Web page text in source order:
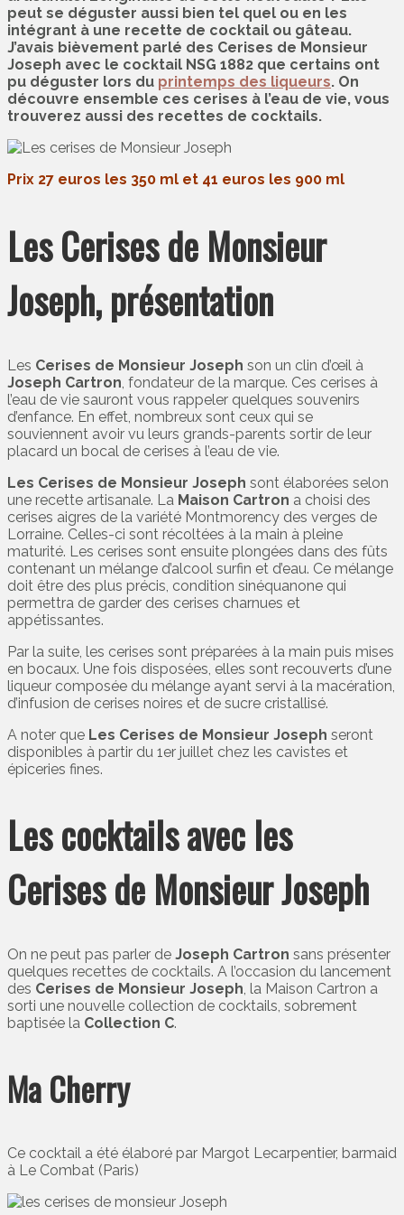
peut se déguster aussi bien tel quel ou en les
intégrant à une recette de cocktail ou gâteau.
J’avais bièvement parlé des Cerises de Monsieur
Joseph avec le cocktail NSG 1882 que certains ont
pu déguster lors du printemps des liqueurs. On
découvre ensemble ces cerises à l’eau de vie, vous
trouverez aussi des recettes de cocktails.
Prix 27 euros les 350 ml et 41 euros les 900 ml
Les Cerises de Monsieur
Joseph, présentation
Les Cerises de Monsieur Joseph son un clin d’œil à
Joseph Cartron , fondateur de la marque. Ces cerises à
l’eau de vie sauront vous rappeler quelques souvenirs
d’enfance. En effet, nombreux sont ceux qui se
souviennent avoir vu leurs grands-parents sortir de leur
placard un bocal de cerises à l’eau de vie.
Les Cerises de Monsieur Joseph sont élaborées selon
une recette artisanale. La Maison Cartron a choisi des
cerises aigres de la variété Montmorency des verges de
Lorraine. Celles-ci sont récoltées à la main à pleine
maturité. Les cerises sont ensuite plongées dans des fûts
contenant un mélange d’alcool surfin et d’eau. Ce mélange
doit être des plus précis, condition sinéquanone qui
permettra de garder des cerises charnues et
appétissantes.
Par la suite, les cerises sont préparées à la main puis mises
en bocaux. Une fois disposées, elles sont recouverts d’une
liqueur composée du mélange ayant servi à la macération,
d’infusion de cerises noires et de sucre cristallisé.
A noter que Les Cerises de Monsieur Joseph seront
disponibles à partir du 1er juillet chez les cavistes et
épiceries fines.
Les cocktails avec les
Cerises de Monsieur Joseph
On ne peut pas parler de Joseph Cartron sans présenter
quelques recettes de cocktails. A l’occasion du lancement
des Cerises de Monsieur Joseph, la Maison Cartron a
sorti une nouvelle collection de cocktails, sobrement
baptisée la Collection C.
Ma Cherry
Ce cocktail a été élaboré par Margot Lecarpentier, barmaid
à Le Combat (Paris)